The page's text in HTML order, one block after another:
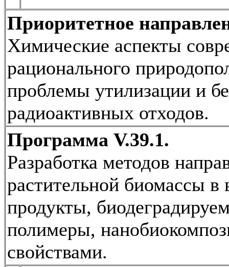
Приоритетное
Химические аспекты
рационального
проблемы утилизации и
радиоактивных отходов.
Программа V.39.1.
Разработка методов
растительной биомассы
продукты,
полимеры,
свойствами.